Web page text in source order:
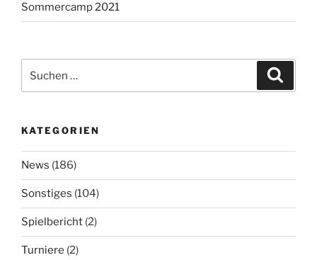
Sommercamp 2021
nach:
KATEGORIEN
News (186)
Sonstiges (104)
Spielbericht (2)
Turniere (2)